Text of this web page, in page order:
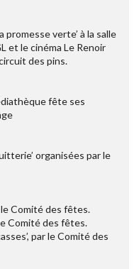
promesse verte’ à la salle
et le cinéma Le Renoir
des pins.
fête ses
organisées par le
le Comité des fêtes.
Comité des fêtes.
par le Comité des